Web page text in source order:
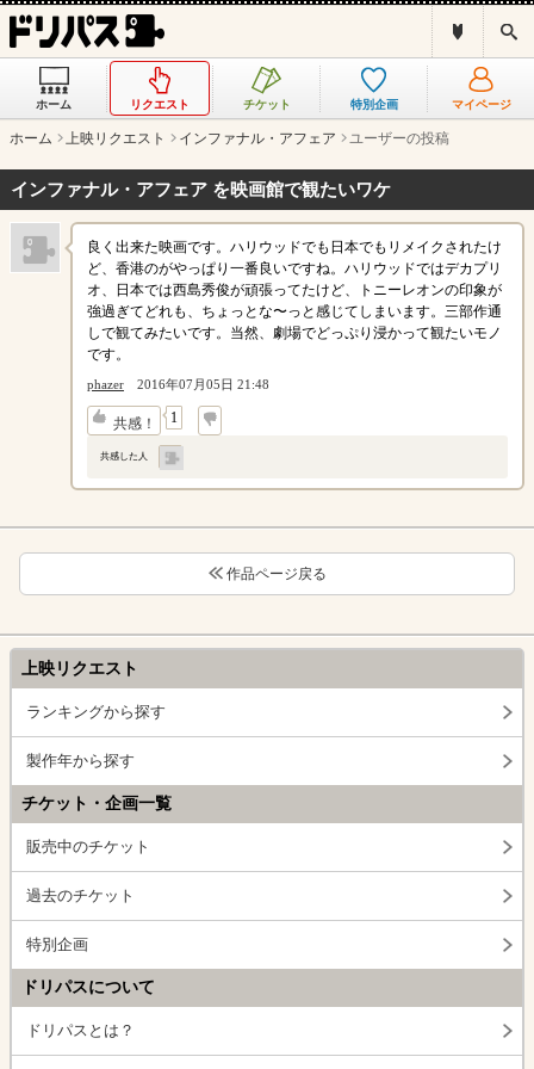
ス
ホーム リクエスト チケット 特別企画 マイページ
ホーム 上映リクエスト インファナル・アフェア ユーザーの投稿
インファナル・アフェア を映画館で観たいワケ
良く出来た映画です。ハリウッドでも日本でもリメイクされたけ
ど、香港のがやっぱり一番良いですね。ハリウッドではデカプリ
オ、日本では西島秀俊が頑張ってたけど、トニーレオンの印象が
強過ぎてどれも、ちょっとな〜っと感じてしまいます。三部作通
しで観てみたいです。当然、劇場でどっぷり浸かって観たいモノ
です。
phazer 2016年07月05日 21:48
共感！ 1
↓
共感した人
作品ページ戻る
上映リクエスト
ランキングから探す
製作年から探す
チケット・企画一覧
販売中のチケット
過去のチケット
特別企画
ドリパスについて
ドリパスとは？